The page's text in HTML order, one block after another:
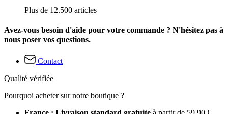
Plus de 12.500 articles
Avez-vous besoin d'aide pour votre commande ? N'hésitez pas à
nous poser vos questions.
Contact
Qualité vérifiée
Pourquoi acheter sur notre boutique ?